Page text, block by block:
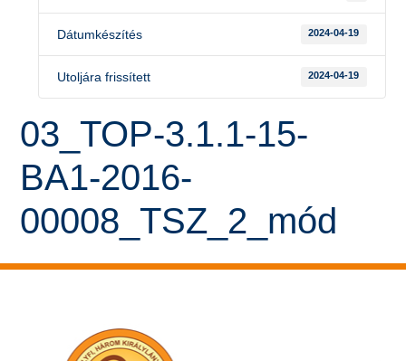
Dátumkészítés 2024-04-19
Utoljára frissített 2024-04-19
03_TOP-3.1.1-15-
BA1-2016-
00008_TSZ_2_mód